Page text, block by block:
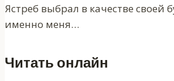
Ястреб выбрал в качестве своей
именно меня…
Читать онлайн